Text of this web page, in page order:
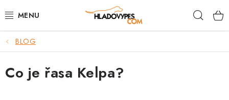
na
POTŘEBY PRO PSY
TAMI PŘEPRAVNÍ BOXY
BLOG
Co je řasa Kelpa?